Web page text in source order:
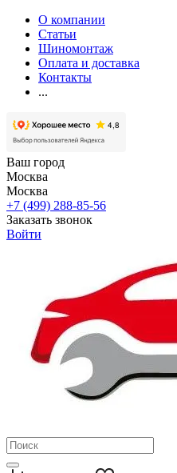
О компании
Статьи
Шиномонтаж
Оплата и доставка
Контакты
...
Ваш город
Москва
Москва
+7 (499) 288-85-56
Заказать звонок
Войти